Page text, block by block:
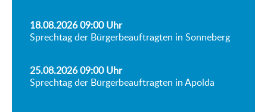
18.08.2026 09:00Uhr
Sprechtag der Bürgerbeauftragten in Sonneberg
25.08.2026 09:00Uhr
Sprechtag der Bürgerbeauftragten in Apolda